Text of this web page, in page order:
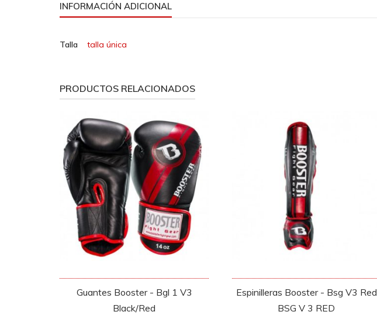
INFORMACIÓN ADICIONAL
Talla talla única
PRODUCTOS RELACIONADOS
Guantes Booster - Bgl 1 V3
Black/Red
Espinilleras Booster - Bsg V3 Red
BSG V 3 RED